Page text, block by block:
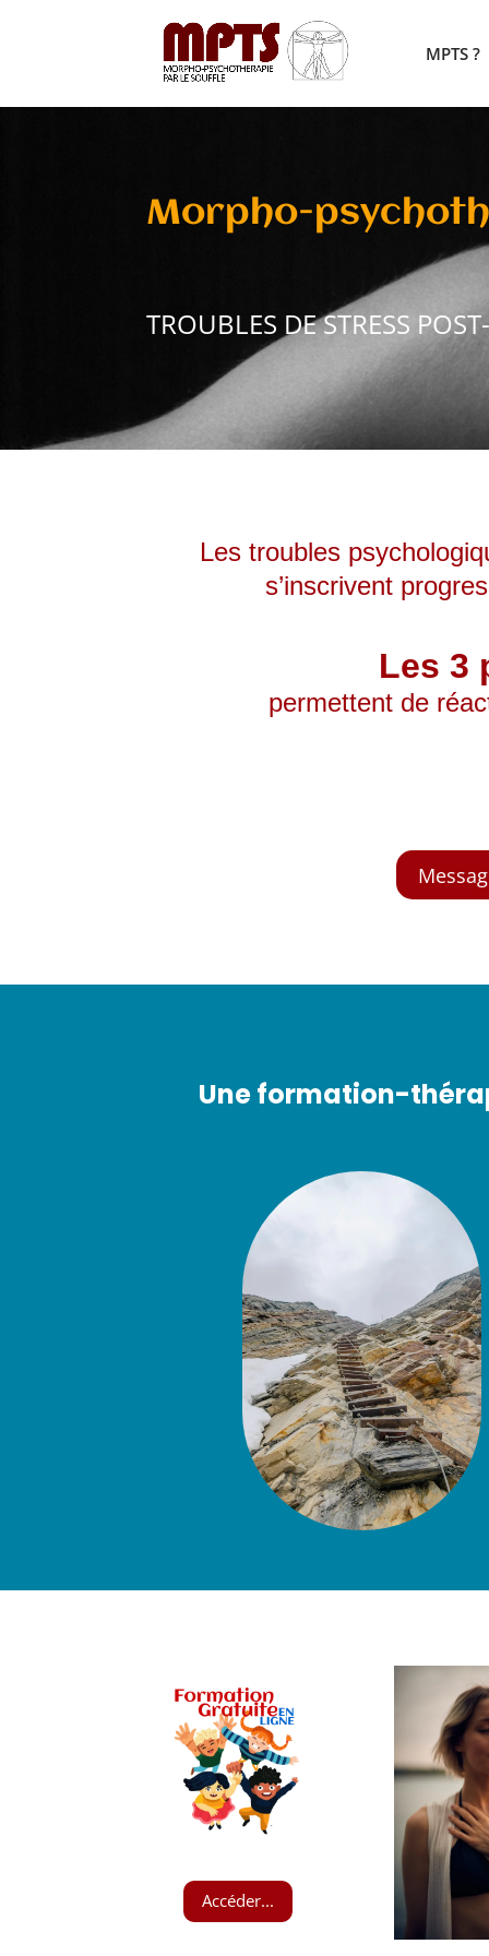
MPTS ?
Morpho-
TROUBLES DE STRESS
Les troubles
s’inscrivent
Les 3
permettent de
Une formation-
Accéder...